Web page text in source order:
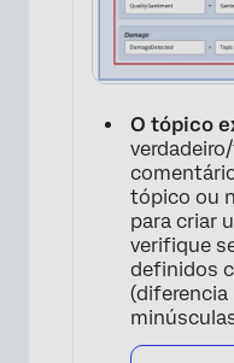
O tópico
tópico ou
para criar
verifique
definidos
(diferencia